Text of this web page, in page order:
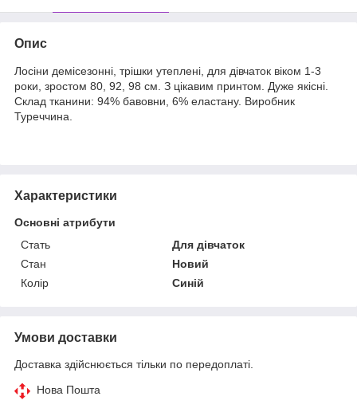
Опис
Лосіни демісезонні, трішки утеплені, для дівчаток віком 1-3
роки, зростом 80, 92, 98 см. З цікавим принтом. Дуже якісні.
Склад тканини: 94% бавовни, 6% еластану. Виробник
Туреччина.
Характеристики
Основні атрибути
Стать
Для дівчаток
Стан
Новий
Колір
Синій
Умови доставки
Доставка здійснюється тільки по передоплаті.
Нова Пошта